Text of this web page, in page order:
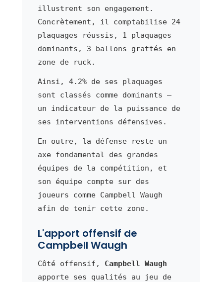
illustrent son engagement.
Concrètement, il comptabilise 24
plaquages réussis, 1 plaquages
dominants, 3 ballons grattés en
zone de ruck.
Ainsi, 4.2% de ses plaquages
sont classés comme dominants —
un indicateur de la puissance de
ses interventions défensives.
En outre, la défense reste un
axe fondamental des grandes
équipes de la compétition, et
son équipe compte sur des
joueurs comme Campbell Waugh
afin de tenir cette zone.
L'apport offensif de
Campbell Waugh
Côté offensif, Campbell Waugh
apporte ses qualités au jeu de